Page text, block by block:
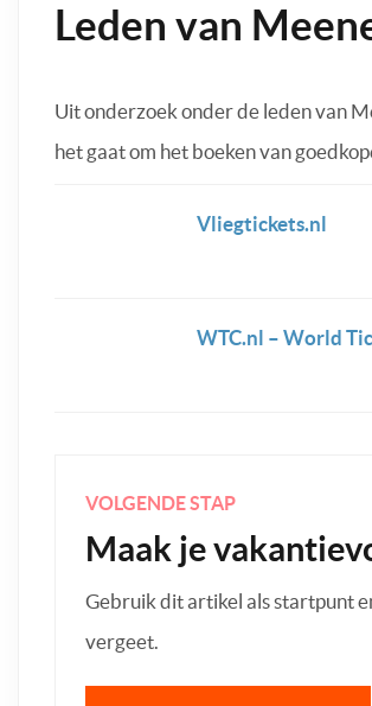
Leden van
Uit onderzoek onder de leden van
het gaat om het boeken van
Vliegtickets.nl
WTC.nl – World
VOLGENDE STAP
Maak je
Gebruik dit artikel als startpunt
vergeet.